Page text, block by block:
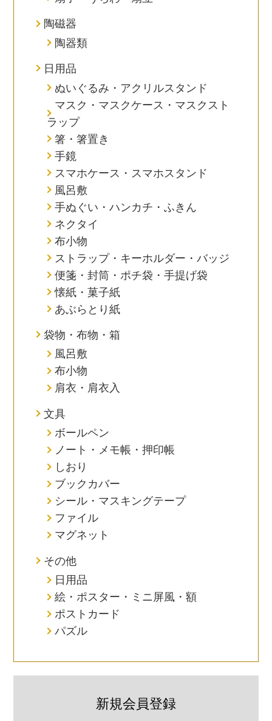
陶磁器
陶器類
日用品
ぬいぐるみ・アクリルスタンド
マスク・マスクケース・マスクスト
ラップ
箸・箸置き
手鏡
スマホケース・スマホスタンド
風呂敷
手ぬぐい・ハンカチ・ふきん
ネクタイ
布小物
ストラップ・キーホルダー・バッジ
便箋・封筒・ポチ袋・手提げ袋
懐紙・菓子紙
あぶらとり紙
袋物・布物・箱
風呂敷
布小物
肩衣・肩衣入
文具
ボールペン
ノート・メモ帳・押印帳
しおり
ブックカバー
シール・マスキングテープ
ファイル
マグネット
その他
日用品
絵・ポスター・ミニ屏風・額
ポストカード
パズル
新規会員登録